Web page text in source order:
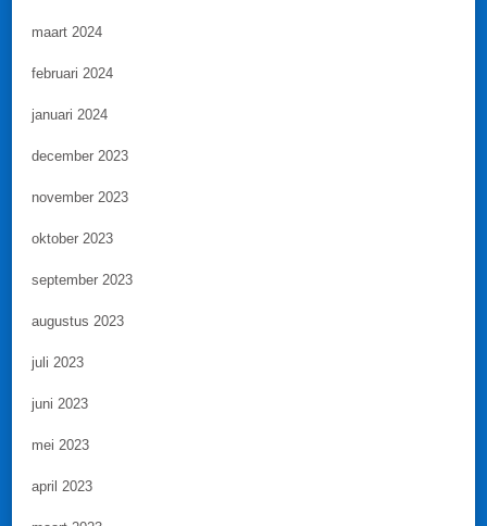
maart 2024
februari 2024
januari 2024
december 2023
november 2023
oktober 2023
september 2023
augustus 2023
juli 2023
juni 2023
mei 2023
april 2023